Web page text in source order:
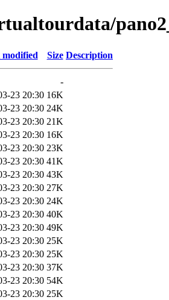
modified Size Description
-
23 20:30 16K
23 20:30 24K
23 20:30 21K
23 20:30 16K
23 20:30 23K
23 20:30 41K
23 20:30 43K
23 20:30 27K
23 20:30 24K
23 20:30 40K
23 20:30 49K
23 20:30 25K
23 20:30 25K
23 20:30 37K
23 20:30 54K
23 20:30 25K